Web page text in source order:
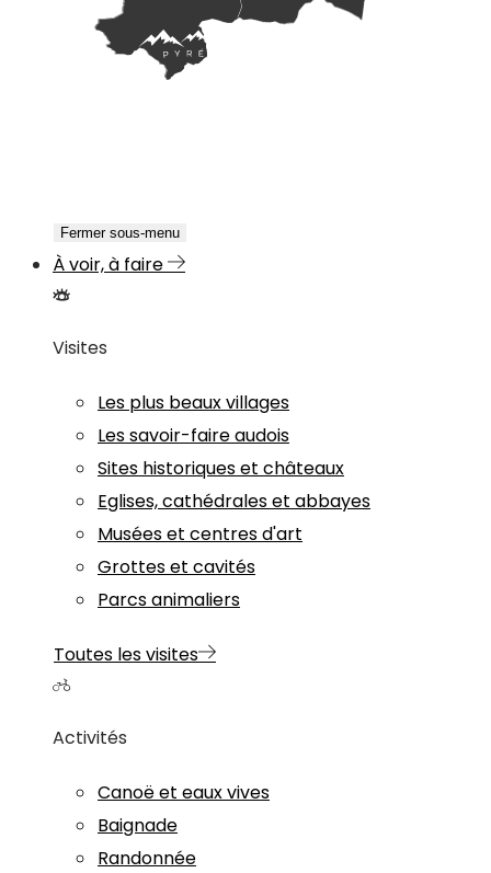
Fermer sous-menu
À voir, à faire
Visites
Les plus beaux villages
Les savoir-faire audois
Sites historiques et châteaux
Eglises, cathédrales et abbayes
Musées et centres d'art
Grottes et cavités
Parcs animaliers
Toutes les visites
Activités
Canoë et eaux vives
Baignade
Randonnée